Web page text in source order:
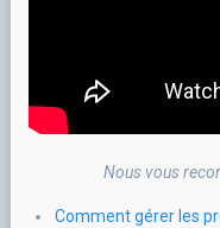
Nous vous
Comment gérer les